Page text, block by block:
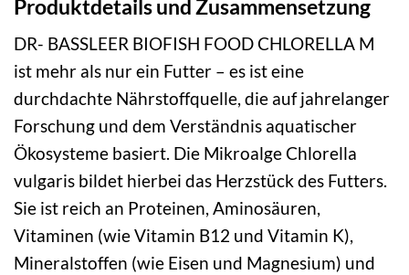
Produktdetails und Zusammensetzung
DR- BASSLEER BIOFISH FOOD CHLORELLA M
ist mehr als nur ein Futter – es ist eine
durchdachte Nährstoffquelle, die auf jahrelanger
Forschung und dem Verständnis aquatischer
Ökosysteme basiert. Die Mikroalge Chlorella
vulgaris bildet hierbei das Herzstück des Futters.
Sie ist reich an Proteinen, Aminosäuren,
Vitaminen (wie Vitamin B12 und Vitamin K),
Mineralstoffen (wie Eisen und Magnesium) und